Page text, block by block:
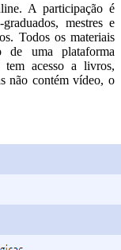
A participação é
mestres e
Todos os materiais
de uma plataforma
acesso a livros,
não contém vídeo, o